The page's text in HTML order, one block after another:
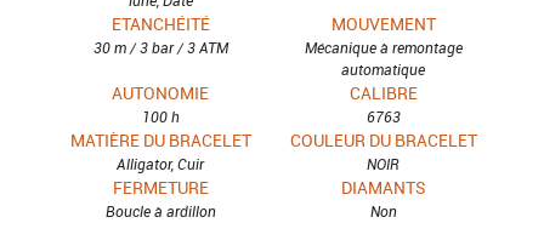
ETANCHÉITÉ
30 m / 3 bar / 3 ATM
MOUVEMENT
Mécanique à remontage
automatique
AUTONOMIE
100 h
CALIBRE
6763
MATIÈRE DU BRACELET
Alligator, Cuir
COULEUR DU BRACELET
NOIR
FERMETURE
Boucle à ardillon
DIAMANTS
Non